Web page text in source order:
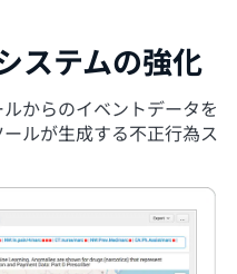
ステムの強化
からのイベントデータを
ルが生成する不正行為ス